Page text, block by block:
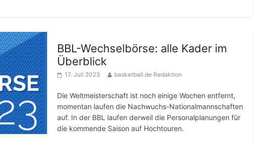
BBL-Wechselbörse: alle Kader im
Überblick
17. Juli 2023 basketball.de Redaktion
Die Weltmeisterschaft ist noch einige Wochen entfernt,
momentan laufen die Nachwuchs-Nationalmannschaften
auf. In der BBL laufen derweil die Personalplanungen für
die kommende Saison auf Hochtouren.